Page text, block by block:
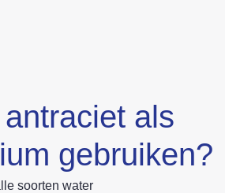
als
gebruiken?
soorten water